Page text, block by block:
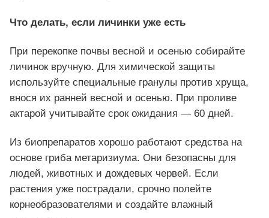
Что делать, если личинки уже есть
При перекопке почвы весной и осенью собирайте
личинок вручную. Для химической защиты
используйте специальные гранулы против хруща,
внося их ранней весной и осенью. При проливе
актарой учитывайте срок ожидания — 60 дней.
Из биопрепаратов хорошо работают средства на
основе гриба метаризиума. Они безопасны для
людей, животных и дождевых червей. Если
растения уже пострадали, срочно полейте
корнеобразователями и создайте влажный